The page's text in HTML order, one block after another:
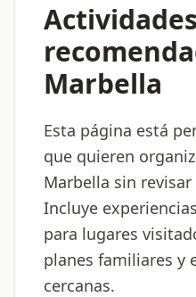
Actividades
Marbella
Esta página está
que quieren
Marbella sin
Incluye
para lugares
planes familiares y
cercanas.